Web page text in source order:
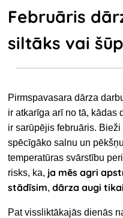
Februāris
siltāks vai
Pirmspavasara dārza
ir atkarīga arī no tā, kādas
ir sarūpējis februāris. Bieži
spēcīgāko salnu un pēkšņu
temperatūras svārstību
risks, ka, ja mēs agri
stādīsim,dārza augi
Pat vissliktākajās dienās